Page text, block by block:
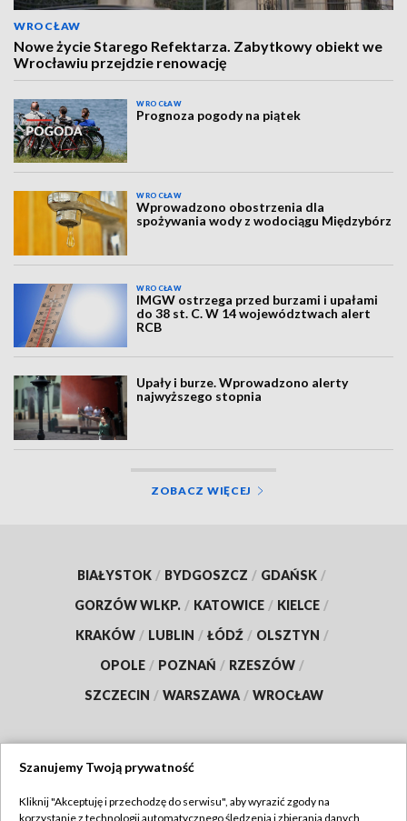
WROCŁAW
Nowe życie Starego Refektarza. Zabytkowy obiekt we
Wrocławiu przejdzie renowację
WROCŁAW
Prognoza pogody na piątek
WROCŁAW
Wprowadzono obostrzenia dla
spożywania wody z wodociągu Międzybórz
WROCŁAW
IMGW ostrzega przed burzami i upałami
do 38 st. C. W 14 województwach alert
RCB
Upały i burze. Wprowadzono alerty
najwyższego stopnia
ZOBACZ WIĘCEJ
BIAŁYSTOK / BYDGOSZCZ / GDAŃSK /
GORZÓW WLKP. / KATOWICE / KIELCE /
KRAKÓW / LUBLIN / ŁÓDŹ / OLSZTYN /
OPOLE / POZNAŃ / RZESZÓW /
SZCZECIN / WARSZAWA / WROCŁAW
Szanujemy Twoją prywatność
Kliknij "Akceptuję i przechodzę do serwisu", aby wyrazić zgody na
korzystanie z technologii automatycznego śledzenia i zbierania danych,